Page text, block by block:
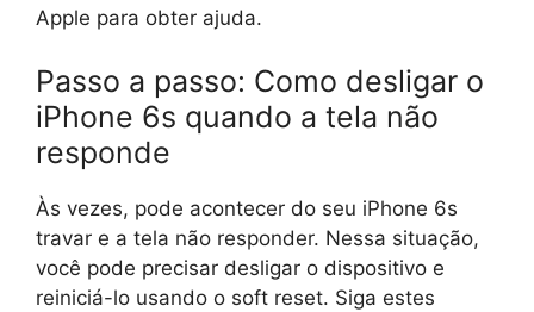
Apple para obter ajuda.
Passo a passo: Como desligar o
iPhone 6s quando a tela não
responde
Às vezes, pode acontecer do seu iPhone 6s
travar e a tela não responder. Nessa situação,
você pode precisar desligar o dispositivo e
reiniciá-lo usando o soft reset. Siga estes